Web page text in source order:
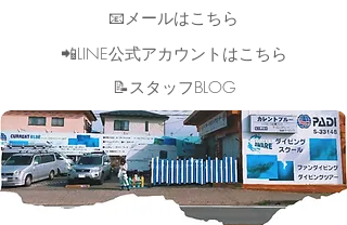
📧メールはこちら
📲LINE公式アカウントはこちら
​📝スタッフBLOG